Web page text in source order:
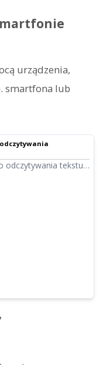
urządzenia,
smartfona lub
odczytywania tekstu